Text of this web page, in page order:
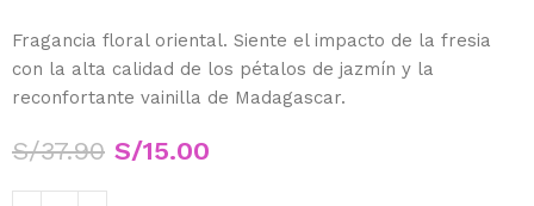
Fragancia floral oriental. Siente el impacto de la fresia
con la alta calidad de los pétalos de jazmín y la
reconfortante vainilla de Madagascar.
S/37.90 S/15.00